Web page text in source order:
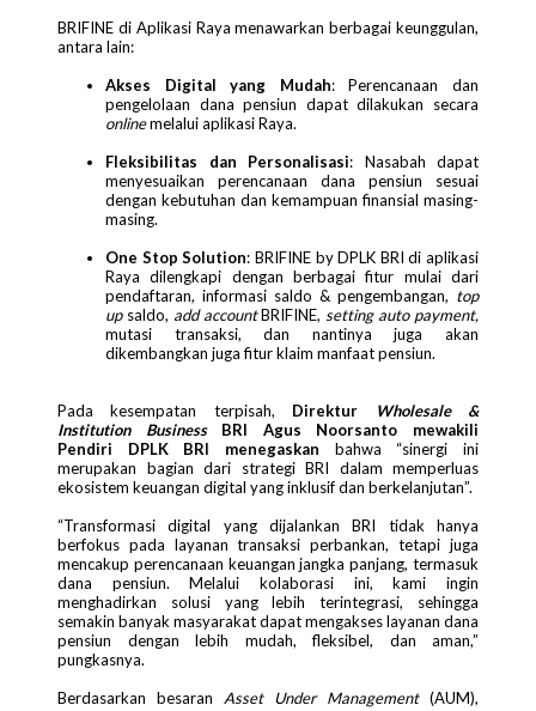
BRIFINE di Aplikasi Raya menawarkan berbagai keunggulan,
antara lain:
Akses Digital yang Mudah: Perencanaan dan
pengelolaan dana pensiun dapat dilakukan secara
onlinemelalui aplikasi Raya.
Fleksibilitas dan Personalisasi: Nasabah dapat
menyesuaikan perencanaan dana pensiun sesuai
dengan kebutuhan dan kemampuan finansial masing-
masing.
One Stop Solution: BRIFINE by DPLK BRI di aplikasi
Raya dilengkapi dengan berbagai fitur mulai dari
pendaftaran, informasi saldo & pengembangan, top
up saldo, add accountBRIFINE, setting auto payment,
mutasi transaksi, dan nantinya juga akan
dikembangkan juga fitur klaim manfaat pensiun.
Pada kesempatan terpisah, Direktur
Wholesale &
Institution BusinessBRI Agus Noorsanto mewakili
Pendiri DPLK BRI menegaskan bahwa “sinergi ini
merupakan bagian dari strategi BRI dalam memperluas
ekosistem keuangan digital yang inklusif dan berkelanjutan”.
“Transformasi digital yang dijalankan BRI tidak hanya
berfokus pada layanan transaksi perbankan, tetapi juga
mencakup perencanaan keuangan jangka panjang, termasuk
dana pensiun. Melalui kolaborasi ini, kami ingin
menghadirkan solusi yang lebih terintegrasi, sehingga
semakin banyak masyarakat dapat mengakses layanan dana
pensiun dengan lebih mudah, fleksibel, dan aman,”
pungkasnya.
Berdasarkan besaran Asset Under Management(AUM),